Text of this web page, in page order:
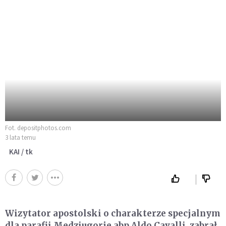
Fot. depositphotos.com
3 lata temu
KAI / tk
Wizytator apostolski o charakterze specjalnym